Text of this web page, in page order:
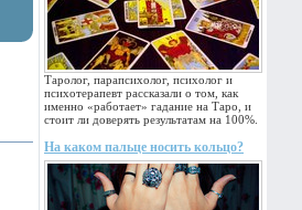
Таролог, парапсихолог, психолог и
психотерапевт рассказали о том, как
именно «работает» гадание на Таро, и
стоит ли доверять результатам на 100%.
На каком пальце носить кольцо?